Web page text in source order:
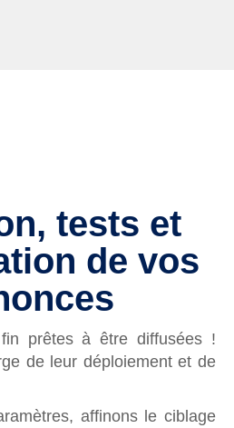
tests et
de vos
prêtes à être diffusées !
de leur déploiement et de
affinons le ciblage